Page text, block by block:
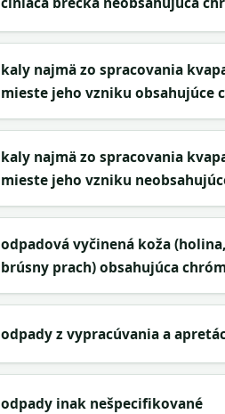
kaly najmä zo spracovania
mieste jeho vzniku obsahujúce
kaly najmä zo spracovania
mieste jeho vzniku
odpadová vyčinená koža
brúsny prach) obsahujúca chróm
odpady z vypracúvania a
odpady inak nešpecifikované